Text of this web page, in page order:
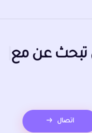
معلمة إعدادي
اتصال